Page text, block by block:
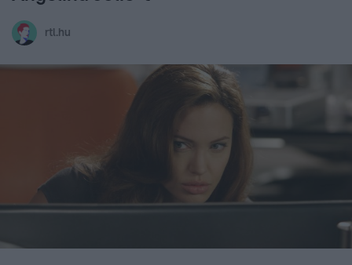
rtl.hu